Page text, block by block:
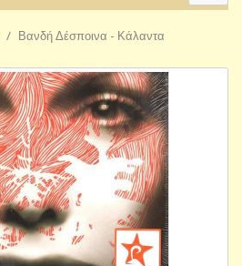
Βανδή Δέσποινα - Κάλαντα